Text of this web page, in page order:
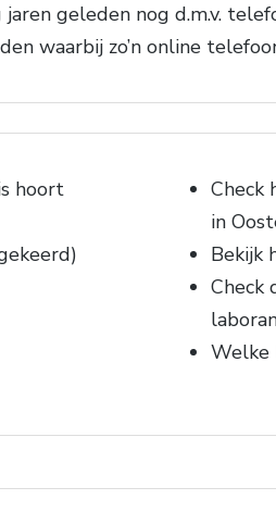
geleden nog d.m.v.
waarbij zo’n online
hoort
Check
in
Bekijk
Check
Welke